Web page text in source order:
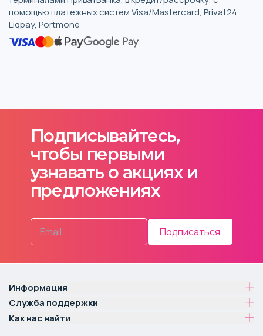
помощью платежных систем Visa/Mastercard, Privat24,
Liqpay, Portmone
Подписывайтесь,
чтобы первыми
узнавать о акциях и
предложениях
Подписаться
Информация
Служба поддержки
Как нас найти